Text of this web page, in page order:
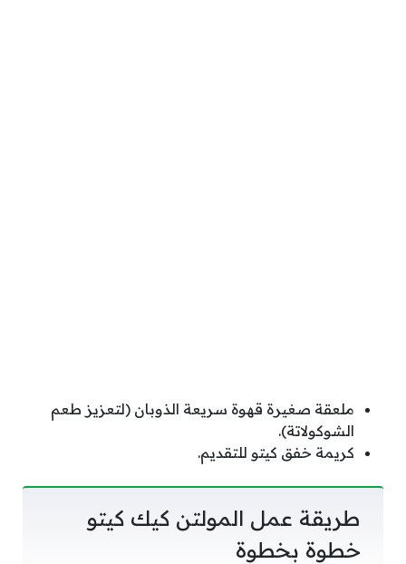
ملعقة صغيرة قهوة سريعة الذوبان (لتعزيز طعم
الشوكولاتة).
كريمة خفق كيتو للتقديم.
طريقة عمل المولتن كيك كيتو
خطوة بخطوة